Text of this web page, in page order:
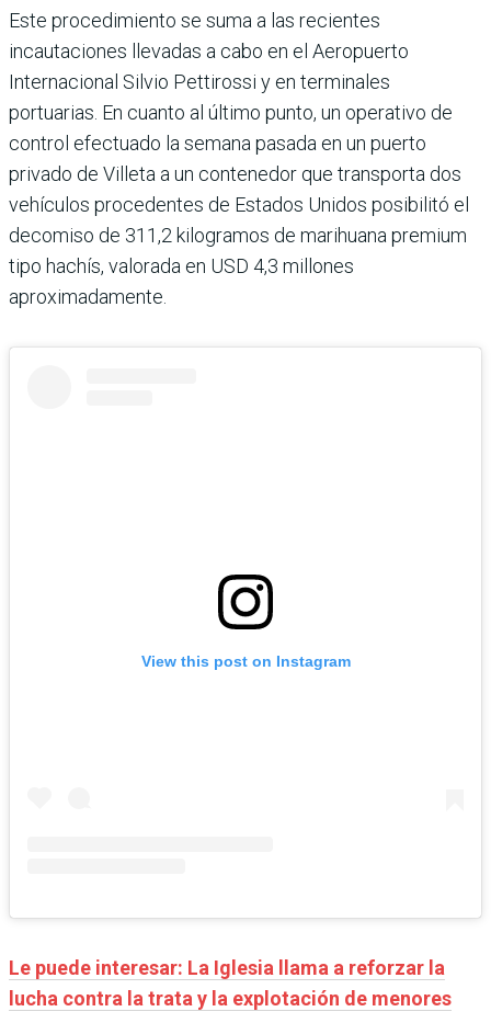
Este procedimiento se suma a las recientes
incautaciones llevadas a cabo en el Aeropuerto
Internacional Silvio Pettirossi y en terminales
portuarias. En cuanto al último punto, un operativo de
control efectuado la semana pasada en un puerto
privado de Villeta a un contenedor que transporta dos
vehículos procedentes de Estados Unidos posibilitó el
decomiso de 311,2 kilogramos de marihuana premium
tipo hachís, valorada en USD 4,3 millones
aproximadamente.
View this post on Instagram
Le puede interesar: La Iglesia llama a reforzar la
lucha contra la trata y la explotación de menores